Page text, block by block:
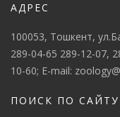
АДРЕС
100053, Тошкент,
289-04-65 289-12-07,
10-60; E-mail:
ПОИСК ПО САЙТУ